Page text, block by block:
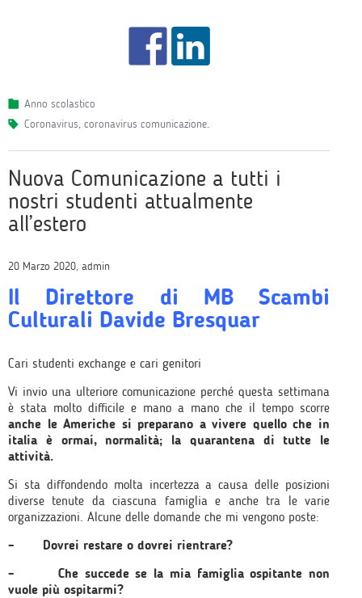
Anno scolastico
coronavirus, coronavirus comunicazione.
Nuova Comunicazione a tutti i
nostri studenti attualmente
all’estero
20 Marzo 2020, admin
Il Direttore di MB Scambi
Culturali Davide Bresquar
Cari studenti exchange e cari genitori
Vi invio una ulteriore comunicazione perché questa settimana
è stata molto difficile e mano a mano che il tempo scorre
anche le Americhe si preparano a vivere quello che in
italia è ormai, normalità; la quarantena di tutte le
attività.
Si sta diffondendo molta incertezza a causa delle posizioni
diverse tenute da ciascuna famiglia e anche tra le varie
organizzazioni. Alcune delle domande che mi vengono poste:
– Dovrei restare o dovrei rientrare?
– Che succede se la mia famiglia ospitante non
vuole più ospitarmi?